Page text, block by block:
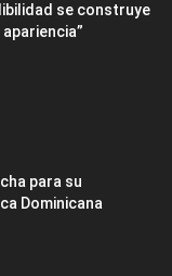
se construye
para su
Dominicana